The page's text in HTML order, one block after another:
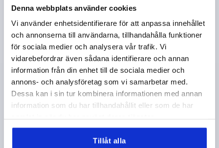
Denna webbplats använder cookies
Vi använder enhetsidentifierare för att anpassa innehållet
och annonserna till användarna, tillhandahålla funktioner
för sociala medier och analysera vår trafik. Vi
vidarebefordrar även sådana identifierare och annan
information från din enhet till de sociala medier och
annons- och analysföretag som vi samarbetar med.
Dessa kan i sin tur kombinera informationen med annan
information som du har tillhandahållit eller som de har
Tillåt alla
PROFILCYLINDER, L2=50, B=34, H=18, GF30
FORM-TYP=UTAN PROFILCYLINDER
LÄNGD=168
FORM=C
UTFÖRANDE 2=FÖR ADAPTER
BREDD=34
B1=25
HÖJD=18 H1=21 H3=31 L2=50
Beställningsnummer:K2269.01
149,68 kr
exkl. moms
DETALJER
PRODUKTDETALJER